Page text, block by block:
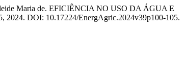
Maria de. EFICIÊNCIA NO USO DA ÁGUA E
2024. DOI: 10.17224/EnergAgric.2024v39p100-105.